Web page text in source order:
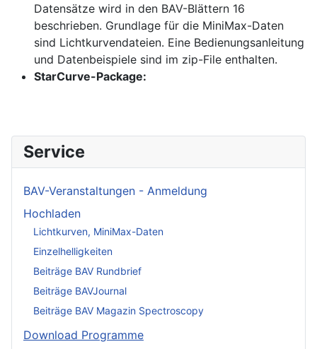
Datensätze wird in den BAV-Blättern 16
beschrieben. Grundlage für die MiniMax-Daten
sind Lichtkurvendateien. Eine Bedienungsanleitung
und Datenbeispiele sind im zip-File enthalten.
StarCurve-Package:
Service
BAV-Veranstaltungen - Anmeldung
Hochladen
Lichtkurven, MiniMax-Daten
Einzelhelligkeiten
Beiträge BAV Rundbrief
Beiträge BAVJournal
Beiträge BAV Magazin Spectroscopy
Download Programme